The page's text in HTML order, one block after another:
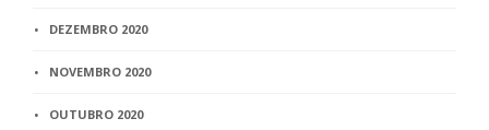
DEZEMBRO 2020
NOVEMBRO 2020
OUTUBRO 2020